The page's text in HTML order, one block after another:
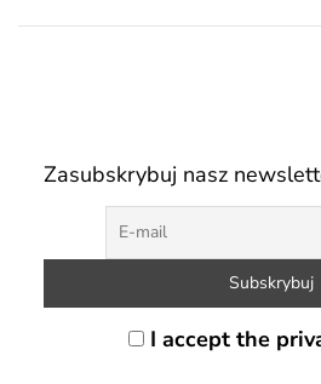
Zasubskrybuj nasz
I accept the